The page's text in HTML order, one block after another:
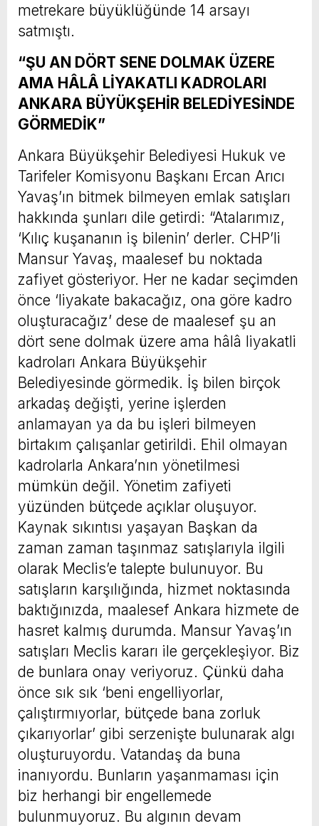
metrekare büyüklüğünde 14 arsayı
satmıştı.
“ŞU AN DÖRT SENE DOLMAK ÜZERE
AMA HÂLÂ LİYAKATLI KADROLARI
ANKARA BÜYÜKŞEHİR BELEDİYESİNDE
GÖRMEDİK”
Ankara Büyükşehir Belediyesi Hukuk ve
Tarifeler Komisyonu Başkanı Ercan Arıcı
Yavaş’ın bitmek bilmeyen emlak satışları
hakkında şunları dile getirdi: “Atalarımız,
‘Kılıç kuşananın iş bilenin’ derler. CHP’li
Mansur Yavaş, maalesef bu noktada
zafiyet gösteriyor. Her ne kadar seçimden
önce ‘liyakate bakacağız, ona göre kadro
oluşturacağız’ dese de maalesef şu an
dört sene dolmak üzere ama hâlâ liyakatli
kadroları Ankara Büyükşehir
Belediyesinde görmedik. İş bilen birçok
arkadaş değişti, yerine işlerden
anlamayan ya da bu işleri bilmeyen
birtakım çalışanlar getirildi. Ehil olmayan
kadrolarla Ankara’nın yönetilmesi
mümkün değil. Yönetim zafiyeti
yüzünden bütçede açıklar oluşuyor.
Kaynak sıkıntısı yaşayan Başkan da
zaman zaman taşınmaz satışlarıyla ilgili
olarak Meclis’e talepte bulunuyor. Bu
satışların karşılığında, hizmet noktasında
baktığınızda, maalesef Ankara hizmete de
hasret kalmış durumda. Mansur Yavaş’ın
satışları Meclis kararı ile gerçekleşiyor. Biz
de bunlara onay veriyoruz. Çünkü daha
önce sık sık ‘beni engelliyorlar,
çalıştırmıyorlar, bütçede bana zorluk
çıkarıyorlar’ gibi serzenişte bulunarak algı
oluşturuyordu. Vatandaş da buna
inanıyordu. Bunların yaşanmaması için
biz herhangi bir engellemede
bulunmuyoruz. Bu algının devam